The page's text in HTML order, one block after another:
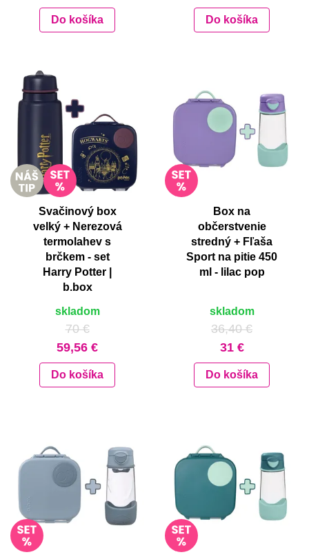
Do košíka Do košíka
Svačinový box
velký + Nerezová
termolahev s
brčkem - set
Harry Potter |
b.box
skladom
70 €
59,56 €
Do košíka
Box na
občerstvenie
stredný + Fľaša
Sport na pitie 450
ml - lilac pop
skladom
36,40 €
31 €
Do košíka